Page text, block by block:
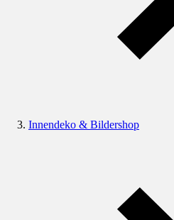
Innendeko & Bildershop